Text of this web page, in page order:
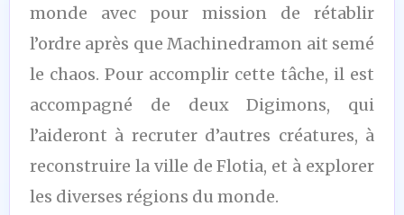
monde avec pour mission de rétablir
l’ordre après que Machinedramon ait semé
le chaos. Pour accomplir cette tâche, il est
accompagné de deux Digimons, qui
l’aideront à recruter d’autres créatures, à
reconstruire la ville de Flotia, et à explorer
les diverses régions du monde.